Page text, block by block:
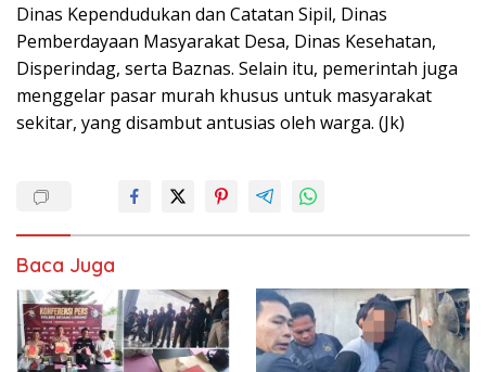
Dinas Kependudukan dan Catatan Sipil, Dinas
Pemberdayaan Masyarakat Desa, Dinas Kesehatan,
Disperindag, serta Baznas. Selain itu, pemerintah juga
menggelar pasar murah khusus untuk masyarakat
sekitar, yang disambut antusias oleh warga. (Jk)
Baca Juga